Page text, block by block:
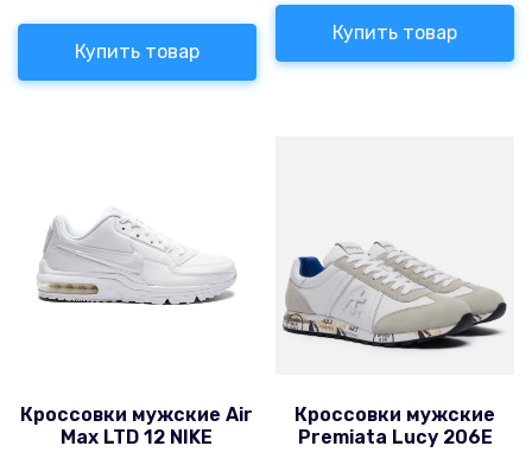
Купить товар
Купить товар
Кроссовки мужские Air
Max LTD 12 NIKE
Кроссовки мужские
Premiata Lucy 206E